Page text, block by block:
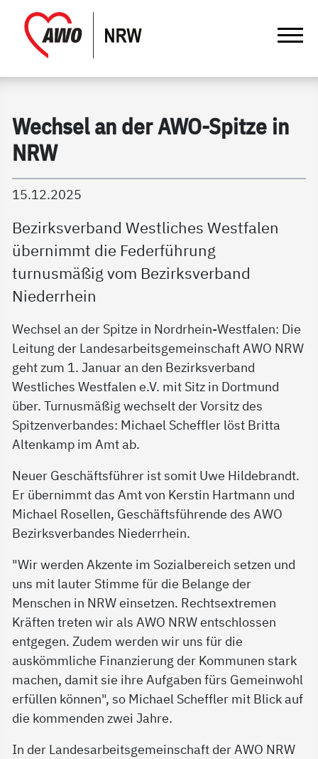
Gathmann Michaelis und Freunde |
Wechsel an der AWO-Spitze in
NRW
15.12.2025
Bezirksverband Westliches Westfalen
übernimmt die Federführung
turnusmäßig vom Bezirksverband
Niederrhein
Wechsel an der Spitze in Nordrhein-Westfalen: Die
Leitung der Landesarbeitsgemeinschaft AWO NRW
geht zum 1. Januar an den Bezirksverband
Westliches Westfalen e.V. mit Sitz in Dortmund
über. Turnusmäßig wechselt der Vorsitz des
Spitzenverbandes: Michael Scheffler löst Britta
Altenkamp im Amt ab.
Neuer Geschäftsführer ist somit Uwe Hildebrandt.
Er übernimmt das Amt von Kerstin Hartmann und
Michael Rosellen, Geschäftsführende des AWO
Bezirksverbandes Niederrhein.
"Wir werden Akzente im Sozialbereich setzen und
uns mit lauter Stimme für die Belange der
Menschen in NRW einsetzen. Rechtsextremen
Kräften treten wir als AWO NRW entschlossen
entgegen. Zudem werden wir uns für die
auskömmliche Finanzierung der Kommunen stark
machen, damit sie ihre Aufgaben fürs Gemeinwohl
erfüllen können", so Michael Scheffler mit Blick auf
die kommenden zwei Jahre.
In der Landesarbeitsgemeinschaft der AWO NRW